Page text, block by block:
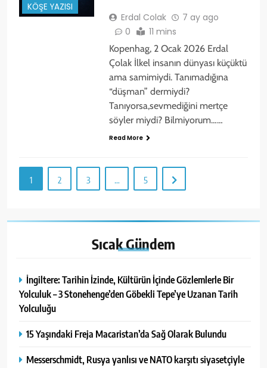
KÖŞE YAZISI
Erdal Colak
7 ay ago
0
11 mins
Kopenhag, 2 Ocak 2026 Erdal
Çolak İlkel insanın dünyası küçüktü
ama samimiydi. Tanımadığına
“düşman” dermiydi?
Tanıyorsa,sevmediğini mertçe
söyler miydi? Bilmiyorum……
Read More
1 2 3 … 5
SıcakGündem
İngiltere: Tarihin İzinde, Kültürün İçinde Gözlemlerle Bir
Yolculuk – 3 Stonehenge’den Göbekli Tepe’ye Uzanan Tarih
Yolculuğu
15 Yaşındaki Freja Macaristan’da Sağ Olarak Bulundu
Messerschmidt, Rusya yanlısı ve NATO karşıtı siyasetçiyle